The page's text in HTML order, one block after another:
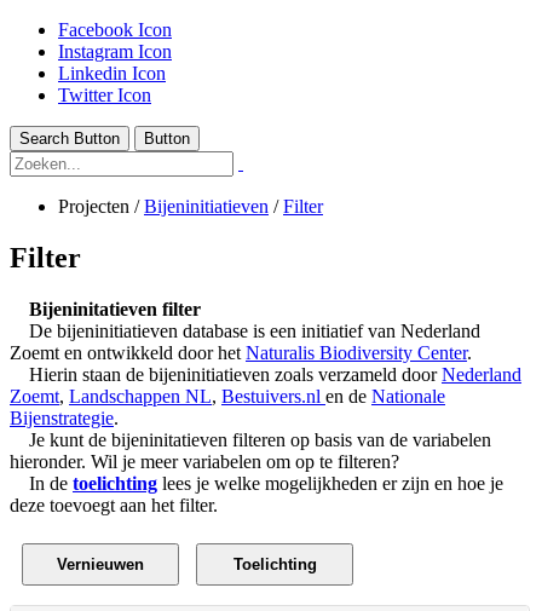
Facebook Icon
Instagram Icon
Linkedin Icon
Twitter Icon
Search Button Button
Projecten /Bijeninitiatieven /Filter
Filter
Bijeninitatieven filter
De bijeninitiatieven database is een initiatief van Nederland
Zoemt en ontwikkeld door het Naturalis Biodiversity Center.
Hierin staan de bijeninitiatieven zoals verzameld doorNederland
Zoemt, Landschappen NL, Bestuivers.nl en de Nationale
Bijenstrategie.
Je kunt de bijeninitatieven filteren op basis van de variabelen
hieronder. Wil je meer variabelen om op te filteren?
In de toelichting lees je welke mogelijkheden er zijn en hoe je
deze toevoegt aan het filter.